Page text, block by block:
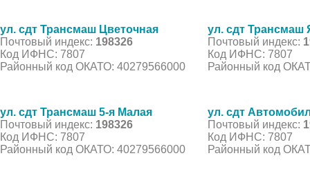
ул. сдт Трансмаш Цветочная
Почтовый индекс: 198326
Код ИФНС: 7807
Районный код ОКАТО: 40279566000
ул. сдт Трансмаш
Почтовый индекс:
Код ИФНС: 7807
Районный код
ул. сдт Трансмаш 5-я Малая
Почтовый индекс: 198326
Код ИФНС: 7807
Районный код ОКАТО: 40279566000
ул. сдт
Почтовый индекс:
Код ИФНС: 7807
Районный код